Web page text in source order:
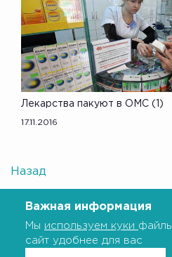
Лекарства пакуют в ОМС (1)
17.11.2016
Назад
Важная информация
Мы используем куки
сайт удобнее для вас